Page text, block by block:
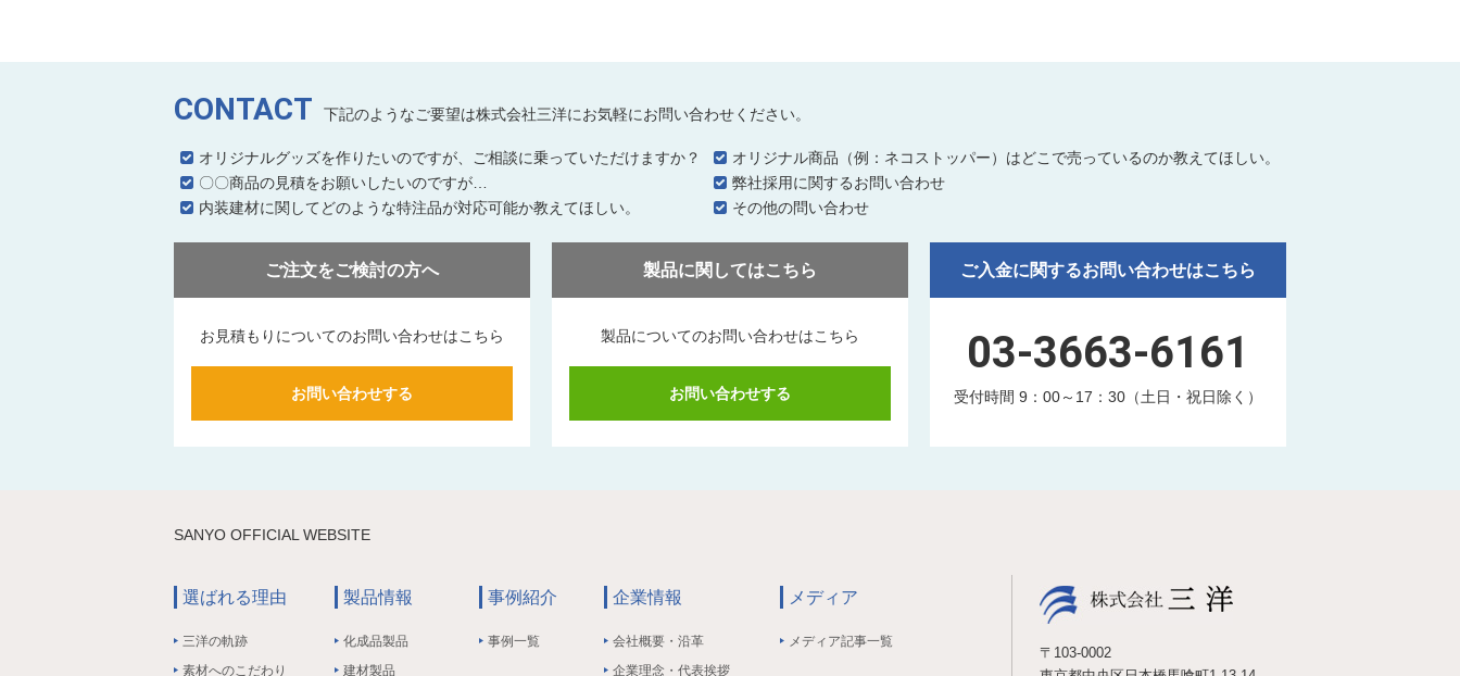
CONTACT 下記のようなご要望は株式会社三洋にお気軽にお問い合わせください。
オリジナルグッズを作りたいのですが、ご相談に乗っていただけますか？
〇〇商品の見積をお願いしたいのですが…
内装建材に関してどのような特注品が対応可能か教えてほしい。
オリジナル商品（例：ネコストッパー）はどこで売っているのか教えてほしい。
弊社採用に関するお問い合わせ
その他の問い合わせ
ご注文をご検討の方へ
お見積もりについてのお問い合わせはこちら
お問い合わせする
製品に関してはこちら
製品についてのお問い合わせはこちら
お問い合わせする
ご入金に関するお問い合わせはこちら
03-3663-6161
受付時間 9：00～17：30（土日・祝日除く）
SANYO OFFICIAL WEBSITE
〒103-0002
選ばれる理由
三洋の軌跡
素材へのこだわり
製品情報
化成品製品
建材製品
事例紹介
事例一覧
企業情報
会社概要・沿革
企業理念・代表挨拶
メディア
メディア記事一覧